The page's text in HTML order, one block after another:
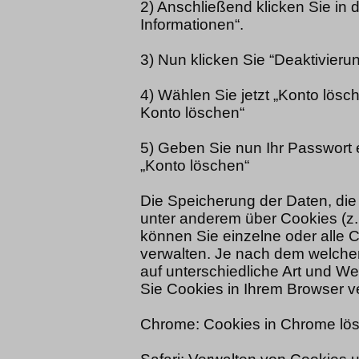
2) Anschließend klicken Sie in
Informationen“.
3) Nun klicken Sie
4) Wählen Sie jetzt „Konto
Konto löschen“
5) Geben Sie nun Ihr Passwort
„Konto löschen“
Die Speicherung der Daten,
unter anderem über Cookies
können Sie einzelne oder alle
verwalten. Je nach dem
auf unterschiedliche Art und
Sie Cookies in Ihrem Browser
Chrome: Cookies in Chrome